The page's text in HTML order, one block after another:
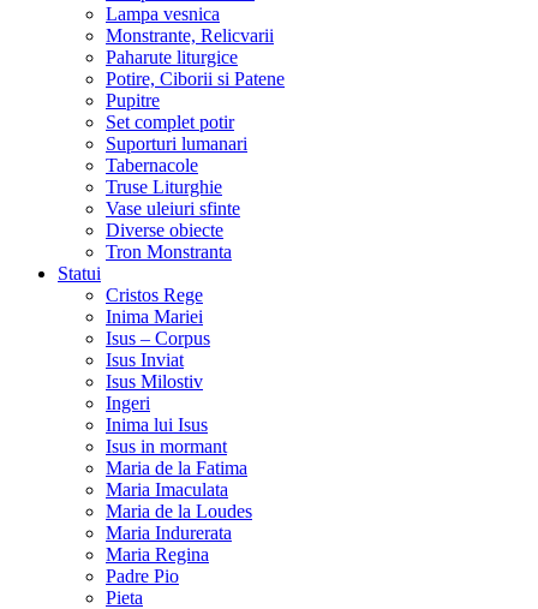
Lampa vesnica
Monstrante, Relicvarii
Paharute liturgice
Potire, Ciborii si Patene
Pupitre
Set complet potir
Suporturi lumanari
Tabernacole
Truse Liturghie
Vase uleiuri sfinte
Diverse obiecte
Tron Monstranta
Statui
Cristos Rege
Inima Mariei
Isus – Corpus
Isus Inviat
Isus Milostiv
Ingeri
Inima lui Isus
Isus in mormant
Maria de la Fatima
Maria Imaculata
Maria de la Loudes
Maria Indurerata
Maria Regina
Padre Pio
Pieta